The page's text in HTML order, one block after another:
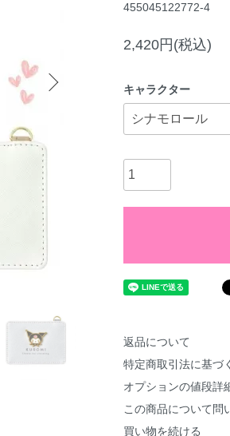
455045122772-4
2,420円(税込)
キャラクター
返品について
特定商取引法に基づ
オプションの値段詳
この商品について問
買い物を続ける